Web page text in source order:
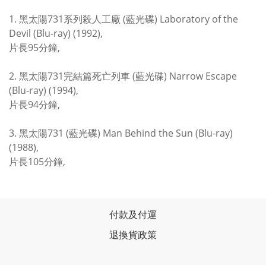
1. 黑太陽731系列殺人工廠 (藍光碟) Laboratory of the
Devil (Blu-ray) (1992),
片長95分鐘,
2. 黑太陽731完結篇死亡列車 (藍光碟) Narrow Escape
(Blu-ray) (1994),
片長94分鐘,
3. 黑太陽731 (藍光碟) Man Behind the Sun (Blu-ray)
(1988),
片長105分鐘,
付款及付運
退換貨政策